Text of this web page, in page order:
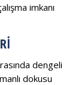
imkanı
dengeli
dokusu